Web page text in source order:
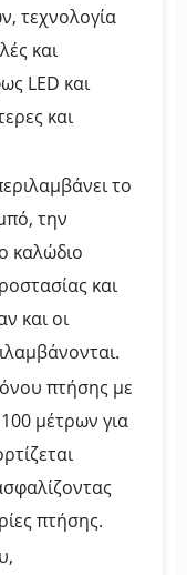
τεχνολογία
και
LED και
και
το
την
καλώδιο
και
και οι
πτήσης με
μέτρων για
πτήσης.